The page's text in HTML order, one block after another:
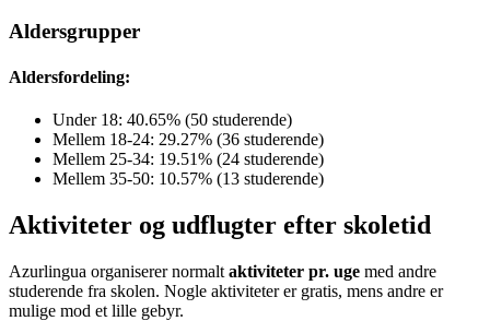
Aldersgrupper
Aldersfordeling:
Under 18: 40.65% (50 studerende)
Mellem 18-24: 29.27% (36 studerende)
Mellem 25-34: 19.51% (24 studerende)
Mellem 35-50: 10.57% (13 studerende)
Aktiviteter og udflugter efter skoletid
Azurlingua organiserer normalt aktiviteter pr. uge med andre
studerende fra skolen. Nogle aktiviteter er gratis, mens andre er
mulige mod et lille gebyr.